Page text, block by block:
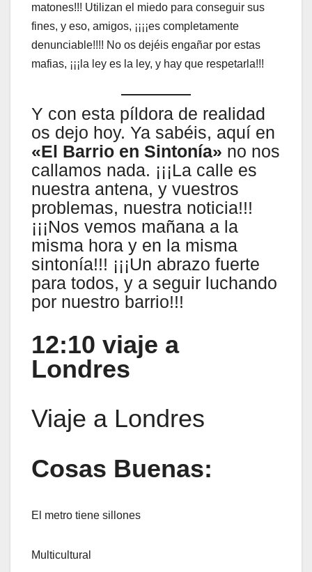
matones!!! Utilizan el miedo para conseguir sus
fines, y eso, amigos, ¡¡¡¡es completamente
denunciable!!!! No os dejéis engañar por estas
mafias, ¡¡¡la ley es la ley, y hay que respetarla!!!
Y con esta píldora de realidad
os dejo hoy. Ya sabéis, aquí en
«El Barrio en Sintonía» no nos
callamos nada. ¡¡¡La calle es
nuestra antena, y vuestros
problemas, nuestra noticia!!!
¡¡¡Nos vemos mañana a la
misma hora y en la misma
sintonía!!! ¡¡¡Un abrazo fuerte
para todos, y a seguir luchando
por nuestro barrio!!!
12:10 viaje a
Londres
Viaje a Londres
Cosas Buenas:
El metro tiene sillones
Multicultural